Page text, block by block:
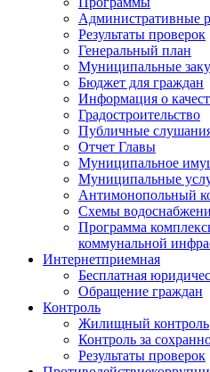
Административные
Результаты проверок
Генеральный план
Муниципальные
Бюджет для граждан
Информация о
Градостроительство
Публичные
Отчет Главы
Муниципальное
Муниципальные
Антимонопольный
Схемы
Программа
коммунальной
Интернетприемная
Бесплатная
Обращение граждан
Контроль
Жилищный контроль
Контроль за
Результаты проверок